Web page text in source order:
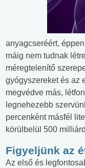
anyagcseréért,
máig nem tudnak
méregtelenítő
gyógyszereket és az
megvédve más,
legnehezebb
percenként másfél
körülbelül 500
Figyeljünk az
Az első és